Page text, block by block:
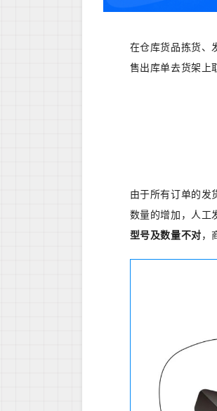
在仓库货品拣货、
售出库单去货架上
由于所有订单的发
数量的增加，人工
型号及数量不对，